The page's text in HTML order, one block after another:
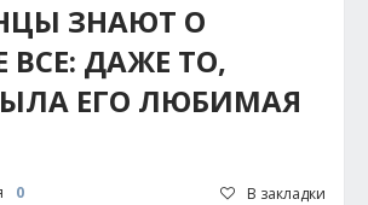
ЗНАЮТ О
ВСЕ: ДАЖЕ ТО,
ЕГО ЛЮБИМАЯ
0 В закладки